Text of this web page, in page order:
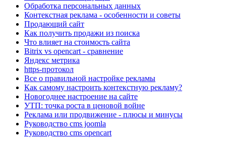
Обработка персональных данных
Контекстная реклама - особенности и советы
Продающий сайт
Как получить продажи из поиска
Что влияет на стоимость сайта
Bitrix vs opencart - сравнение
Яндекс метрика
https-протокол
Все о правильной настройке рекламы
Как самому настроить контекстную рекламу?
Новогоднее настроение на сайте
УТП: точка роста в ценовой войне
Реклама или продвижение - плюсы и минусы
Руководство cms joomla
Руководство cms opencart